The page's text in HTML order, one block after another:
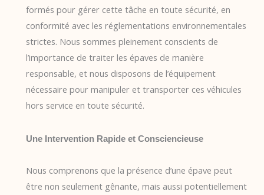
formés pour gérer cette tâche en toute sécurité, en
conformité avec les réglementations environnementales
strictes. Nous sommes pleinement conscients de
l’importance de traiter les épaves de manière
responsable, et nous disposons de l’équipement
nécessaire pour manipuler et transporter ces véhicules
hors service en toute sécurité.
Une Intervention Rapide et Consciencieuse
Nous comprenons que la présence d’une épave peut
être non seulement gênante, mais aussi potentiellement